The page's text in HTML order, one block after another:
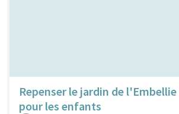
Repenser le jardin de l'Embellie
pour les enfants